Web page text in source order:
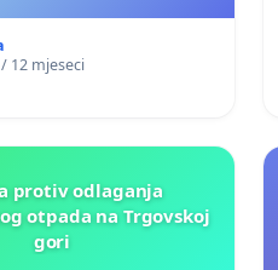
12 mjeseci
protiv odlaganja
otpada na Trgovskoj
gori